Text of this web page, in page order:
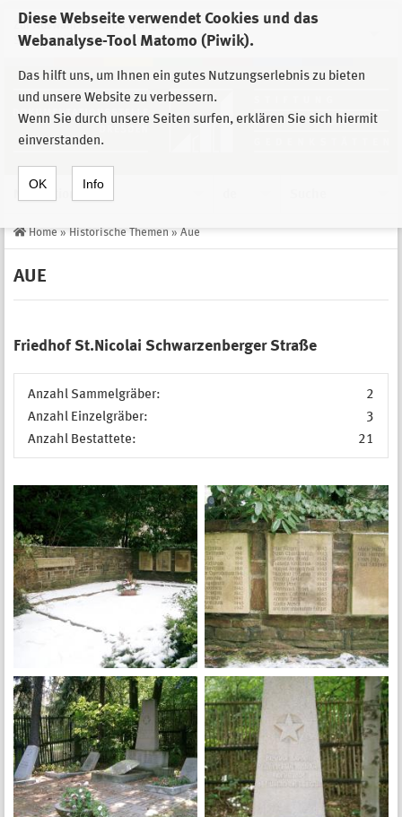
Diese Webseite verwendet Cookies und das
Webanalyse-Tool Matomo (Piwik).
Das hilft uns, um Ihnen ein gutes Nutzungserlebnis zu bieten
und unsere Website zu verbessern.
Wenn Sie durch unsere Seiten surfen, erklären Sie sich hiermit
einverstanden.
OK Info
Zur Auswahl der Einrichtungen der
Stiftung Sächsische Gedenkstätten
Home » Historische Themen » Aue
AUE
Friedhof St.Nicolai Schwarzenberger Straße
Anzahl Sammelgräber:
2
Anzahl Einzelgräber:
3
Anzahl Bestattete:
21